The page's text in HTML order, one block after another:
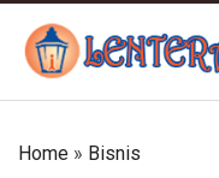
Home » Bisnis